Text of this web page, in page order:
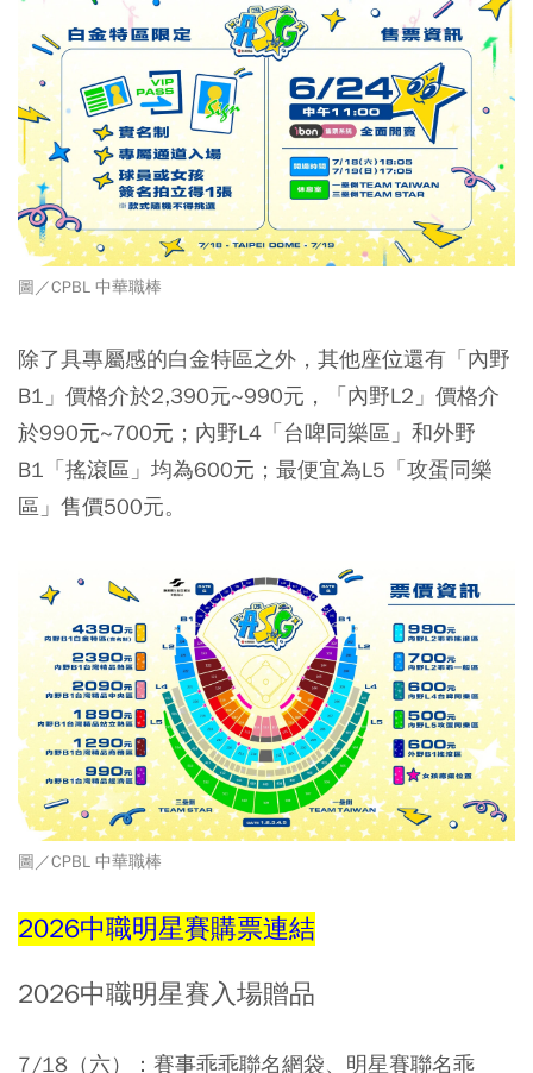
圖／CPBL 中華職棒
除了具專屬感的白金特區之外，其他座位還有 「內野
B1」價格介於2,390元~990元，「內野L2」價格介
於990元~700元；內野L4「台啤同樂區」和外野
B1「搖滾區」均為600元；最便宜為L5「攻蛋同樂
區」售價500元。
圖／CPBL 中華職棒
2026中職明星賽購票連結
2026中職明星賽入場贈品
7/18（六）：賽事乖乖聯名網袋、明星賽聯名乖